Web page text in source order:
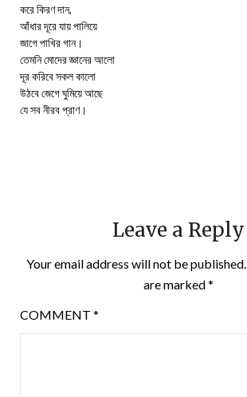
করে কিরণ দান,
আঁধার দূরে যায় পালিয়ে
জাগে পাখির গান।
তেমনি মোদের জ্ঞানের আলো
দূর করিবে সকল কালো
উঠবে জেগে ঘুমিয়ে আছে
যে সব নীরব প্রাণ।
Leave a Reply
Your email address will not be published.
are marked*
COMMENT *